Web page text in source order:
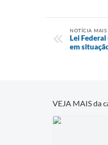
NOTÍCIA MAIS
Lei
em
VEJA MAIS da